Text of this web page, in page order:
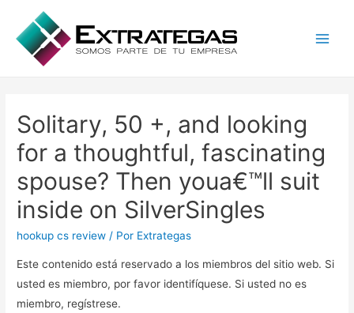
Solitary, 50 +, and looking
for a thoughtful, fascinating
spouse? Then youa€™ll suit
inside on SilverSingles
hookup cs review / Por Extrategas
Este contenido está reservado a los miembros del sitio web. Si
usted es miembro, por favor identifíquese. Si usted no es
miembro, regístrese.